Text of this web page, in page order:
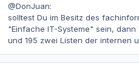
@DonJuan:
solltest Du im Besitz des
"Einfache IT-Systeme" sein,
und 195 zwei Listen der internen